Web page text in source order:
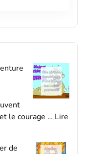
le courage … Lire
de